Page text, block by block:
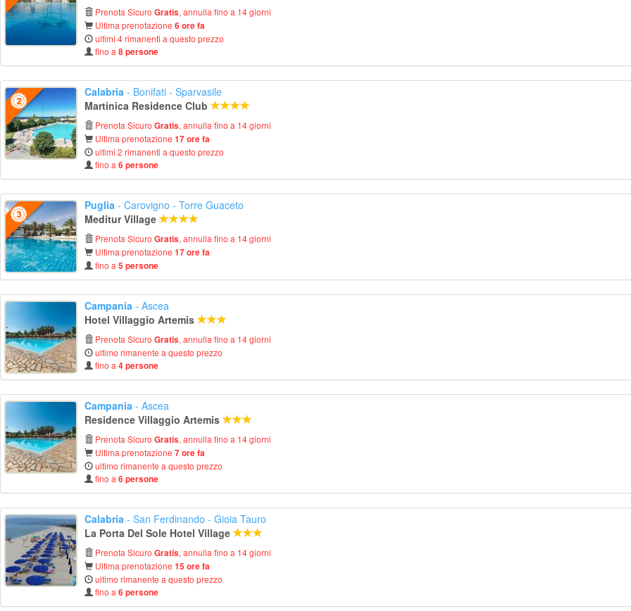
Prenota Sicuro Gratis, annulla fino a 14 giorni
Ultima prenotazione 6 ore fa
ultimi 4 rimanenti a questo prezzo
fino a 8 persone
Calabria - Bonifati - Sparvasile
Martinica Residence Club
Prenota Sicuro Gratis, annulla fino a 14 giorni
Ultima prenotazione 17 ore fa
ultimi 2 rimanenti a questo prezzo
fino a 6 persone
Puglia - Carovigno - Torre Guaceto
Meditur Village
Prenota Sicuro Gratis, annulla fino a 14 giorni
Ultima prenotazione 17 ore fa
fino a 5 persone
Campania - Ascea
Hotel Villaggio Artemis
Prenota Sicuro Gratis, annulla fino a 14 giorni
ultimo rimanente a questo prezzo
fino a 4 persone
Campania - Ascea
Residence Villaggio Artemis
Prenota Sicuro Gratis, annulla fino a 14 giorni
Ultima prenotazione 7 ore fa
ultimo rimanente a questo prezzo
fino a 6 persone
Calabria - San Ferdinando - Gioia Tauro
La Porta Del Sole Hotel Village
Prenota Sicuro Gratis, annulla fino a 14 giorni
Ultima prenotazione 15 ore fa
ultimo rimanente a questo prezzo
fino a 6 persone